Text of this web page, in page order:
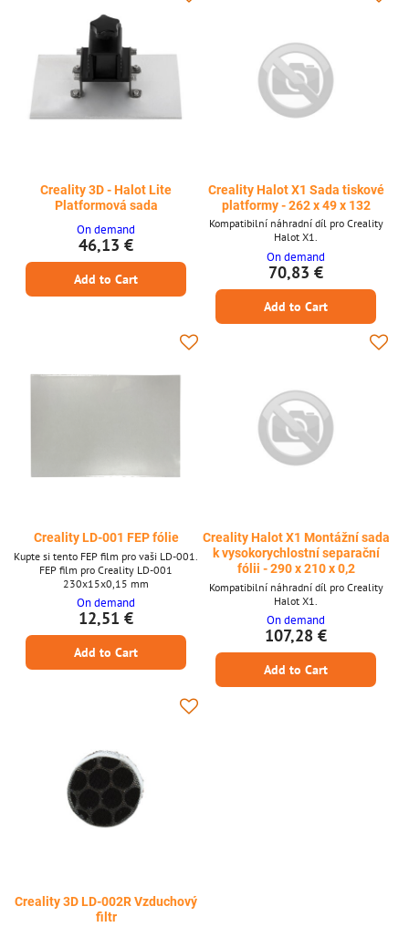
Creality 3D - Halot Lite
Platformová sada
On demand
46,13 €
Add to Cart
Creality Halot X1 Sada tiskové
platformy - 262 x 49 x 132
Kompatibilní náhradní díl pro Creality
Halot X1.
On demand
70,83 €
Add to Cart
Creality LD-001 FEP fólie
Kupte si tento FEP film pro vaši LD-001.
FEP film pro Creality LD-001
230x15x0,15 mm
On demand
12,51 €
Add to Cart
Creality Halot X1 Montážní sada
k vysokorychlostní separační
fólii - 290 x 210 x 0,2
Kompatibilní náhradní díl pro Creality
Halot X1.
On demand
107,28 €
Add to Cart
Creality 3D LD-002R Vzduchový
filtr